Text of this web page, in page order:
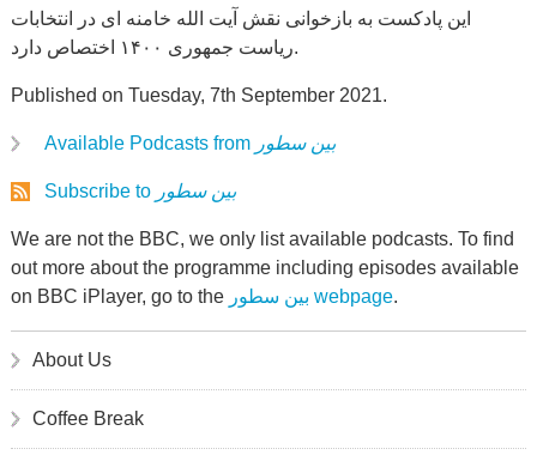
این پادکست به بازخوانی نقش آیت الله خامنه ای در انتخابات
ریاست جمهوری ۱۴۰۰ اختصاص دارد.
Published on Tuesday, 7th September 2021.
Available Podcasts from بین سطور
Subscribe to بین سطور
We are not the BBC, we only list available podcasts. To find
out more about the programme including episodes available
on BBC iPlayer, go to the
بین سطور webpage.
About Us
Coffee Break